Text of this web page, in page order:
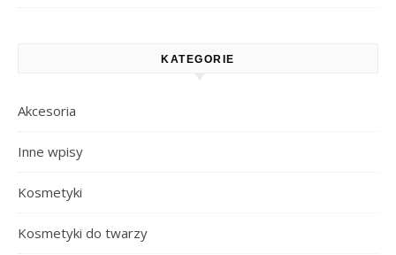
KATEGORIE
Akcesoria
Inne wpisy
Kosmetyki
Kosmetyki do twarzy